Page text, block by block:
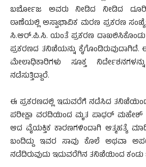
ಬರ್ಬೋಜ ಅವರು ನೀಡಿದ ನೀಡಿದ
ಠಾಣೆಯಲ್ಲಿ ಅಸ್ವಾಭಾವಿಕ ಮರಣ ಪ್ರಕರಣ
ಸಿ.ಆರ್.ಪಿ.ಸಿ. ಯಂತೆ ಪ್ರಕರಣ
ಪ್ರಕರಣದ ತನಿಖೆಯನ್ನು
ಮೇಲಾಧಿಕಾರಿಗಳು ಸೂಕ್ತ
ನಡೆಸುತ್ತಿದ್ದಾರೆ.
ಈ ಪ್ರಕರಣದಲ್ಲಿ ಇದುವರೆಗೆ ನಡೆಸಿದ
ಪರೀಕ್ಷಾ ವರದಿಯಿಂದ ಮೃತ ಪಾಧರ್ ಮಹೇಶ್
ಆದ ವೈಯಕ್ತಿಕ ಕಾರಣಗಳಿಂದಾಗಿ ಆತ್ಮಹತ್ಯೆ
ಬಂದಿದ್ದು ಇವರ ಸಾವು ಕೊಲೆ ಅಥವಾ
ನಡೆದಿರುವುದು ಇದುವರೆಗಿನ ತನಿಖೆಯಿಂದ ಕಂಡು